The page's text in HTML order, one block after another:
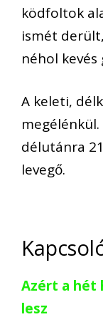
ködfoltok
ismét
néhol
A keleti,
délutánra
levegő.
Azért a hét
lesz